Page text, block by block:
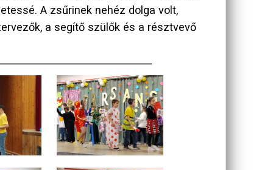
A zsűrinek nehéz dolga volt,
a segítő szülők és a résztvevő